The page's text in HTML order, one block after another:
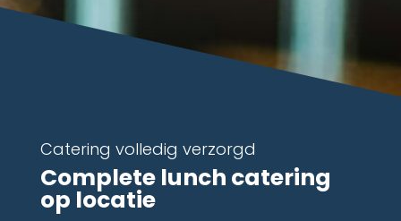
Catering volledig verzorgd
Complete lunch catering
op locatie